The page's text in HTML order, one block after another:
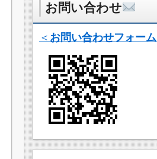
お問い合わせ
＜ お問い合わせフォーム